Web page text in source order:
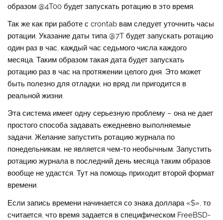
образом @4T00 будет запускать ротацию в это время.
Так же как при работе с crontab вам следует уточнить часы
ротации. Указание даты типа @7T будет запускать ротацию
один раз в час, каждый час седьмого числа каждого
месяца. Таким образом такая дата будет запускать
ротацию раз в час на протяжении целого дня. Это может
быть полезно для отладки, но вряд ли пригодится в
реальной жизни.
Эта система имеет одну серьезную проблему – она не дает
простого способа задавать ежедневно выполняемые
задачи. Желание запустить ротацию журнала по
понедельникам, не является чем-то необычным. Запустить
ротацию журнала в последний день месяца таким образов
вообще не удастся. Тут на помощь приходит второй формат
времени.
Если запись времени начинается со знака доллара «$», то
считается, что время задается в специфическом FreeBSD-